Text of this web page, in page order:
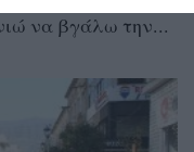
να βγάλω την...